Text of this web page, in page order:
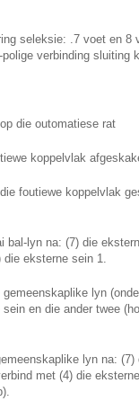
seleksie: .7 voet en 8
verbinding sluiting
die outomatiese rat
koppelvlak
foutiewe koppelvlak
bal-lyn na: (7) die
eksterne sein 1.
lyn
en die ander twee
lyn na:
met (4) die